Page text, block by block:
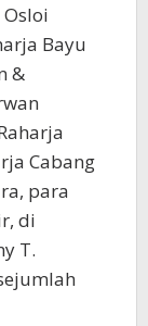
Bayu
&
Cabang
para
di
T.